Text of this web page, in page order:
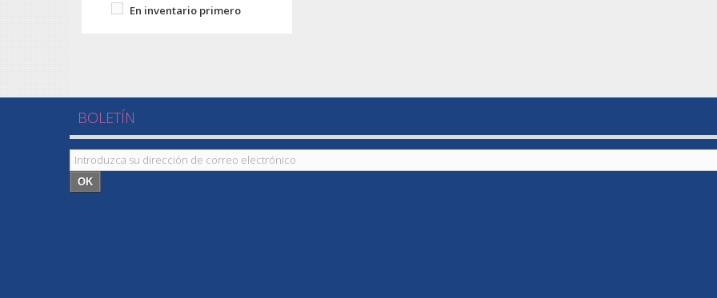
En inventario primero
BOLETÍN
OK